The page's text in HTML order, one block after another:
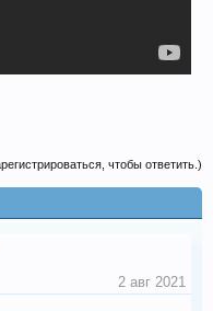
чтобы ответить.)
2 авг 2021